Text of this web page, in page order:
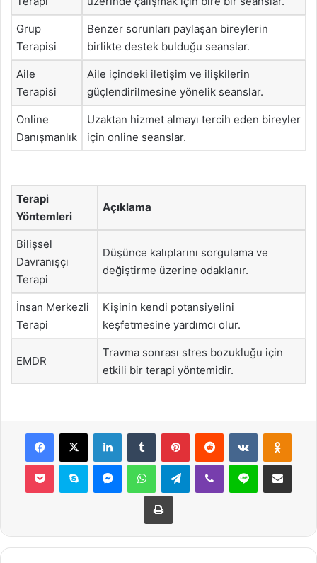
Grup
Terapisi
Benzer sorunları paylaşan bireylerin
birlikte destek bulduğu seanslar.
Aile
Terapisi
Aile içindeki iletişim ve ilişkilerin
güçlendirilmesine yönelik seanslar.
Online
Danışmanlık
Uzaktan hizmet almayı tercih eden bireyler
için online seanslar.
Terapi
Yöntemleri
Açıklama
Bilişsel
Davranışçı
Terapi
Düşünce kalıplarını sorgulama ve
değiştirme üzerine odaklanır.
İnsan Merkezli
Terapi
Kişinin kendi potansiyelini
keşfetmesine yardımcı olur.
EMDR
Travma sonrası stres bozukluğu için
etkili bir terapi yöntemidir.
Facebook
X LinkedInTumblr PinterestReddit VKontakte
Pocket Skype MessengerWhatsAppTelegramViber Line E-Posta ile
Yazdır